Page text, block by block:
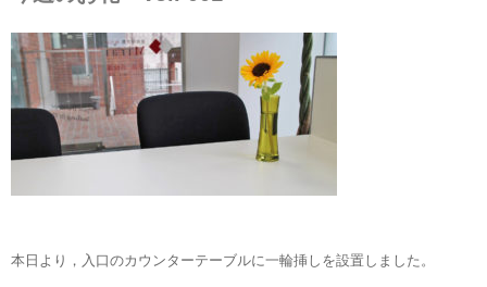
本日より，入口のカウンターテーブルに一輪挿しを設置しました。